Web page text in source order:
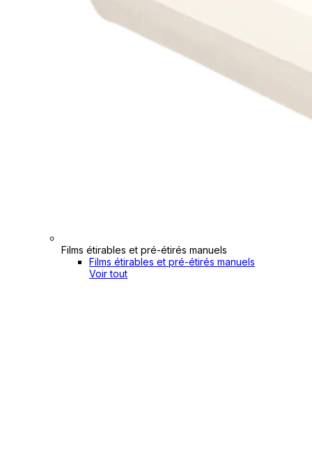
Films étirables et pré-étirés manuels
Films étirables et pré-étirés manuels
Voir tout